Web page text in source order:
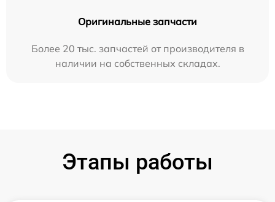
Оригинальные запчасти
Более 20 тыс. запчастей от производителя в
наличии на собственных складах.
Этапы работы